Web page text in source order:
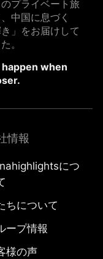
プライベート旅
中国に息づく
き」をお届けして
。
when
情報
につ
ちについて
ープ情報
様の声